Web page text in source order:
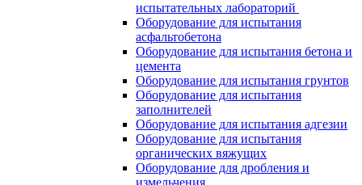
испытательных лабораторий
Оборудование для испытания
асфальтобетона
Оборудование для испытания бетона и
цемента
Оборудование для испытания грунтов
Оборудование для испытания
заполнителей
Оборудование для испытания адгезии
Оборудование для испытания
органических вяжущих
Оборудование для дробления и
измельчения